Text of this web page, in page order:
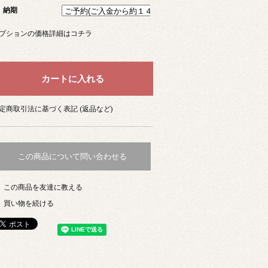
納期
ションの価格詳細はコチラ
商取引法に基づく表記 (返品など)
この商品について問い合わせる
この商品を友達に教える
買い物を続ける